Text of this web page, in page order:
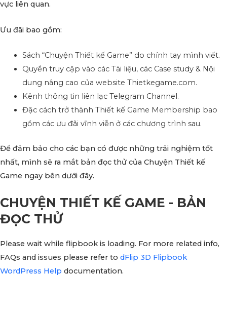
vực liên quan.
Ưu đãi bao gồm:
Sách “Chuyện Thiết kế Game” do chính tay mình viết.
Quyền truy cập vào các Tài liệu, các Case study & Nội
dung nâng cao của website Thietkegame.com.
Kênh thông tin liên lạc Telegram Channel.
Đặc cách trở thành Thiết kế Game Membership bao
gồm các ưu đãi vĩnh viễn ở các chương trình sau.
Để đảm bảo cho các bạn có được những trải nghiệm tốt
nhất, mình sẽ ra mắt bản đọc thử của Chuyện Thiết kế
Game ngay bên dưới đây.
CHUYỆN THIẾT KẾ GAME - BẢN
ĐỌC THỬ
Please wait while flipbook is loading. For more related info,
FAQs and issues please refer to dFlip 3D Flipbook
WordPress Help documentation.